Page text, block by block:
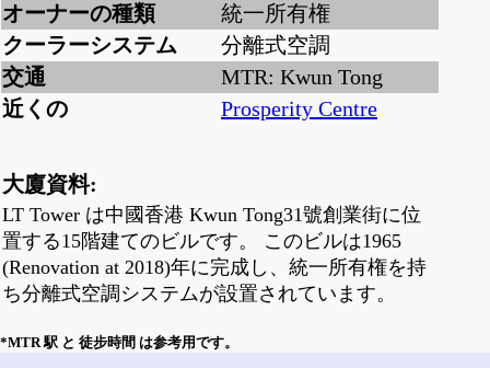
オーナーの種類
統一所有権
クーラーシステム
分離式空調
交通
MTR: Kwun Tong
近くの
Prosperity Centre
大廈資料:
LT Tower は中國香港 Kwun Tong31號創業街に位
置する15階建てのビルです。 このビルは1965
(Renovation at 2018)年に完成し、統一所有権を持
ち分離式空調システムが設置されています。
*MTR 駅 と 徒步時間 は参考用です。